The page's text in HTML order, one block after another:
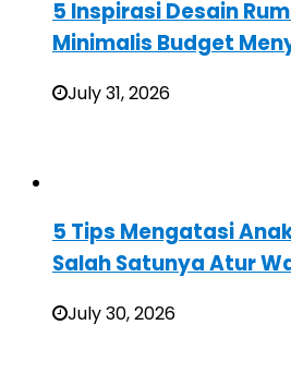
5 Inspirasi Desain
Minimalis Budget
July 31, 2026
5 Tips Mengatasi
Salah Satunya Atur
July 30, 2026